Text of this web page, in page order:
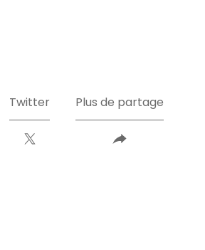
Twitter Plus de partage